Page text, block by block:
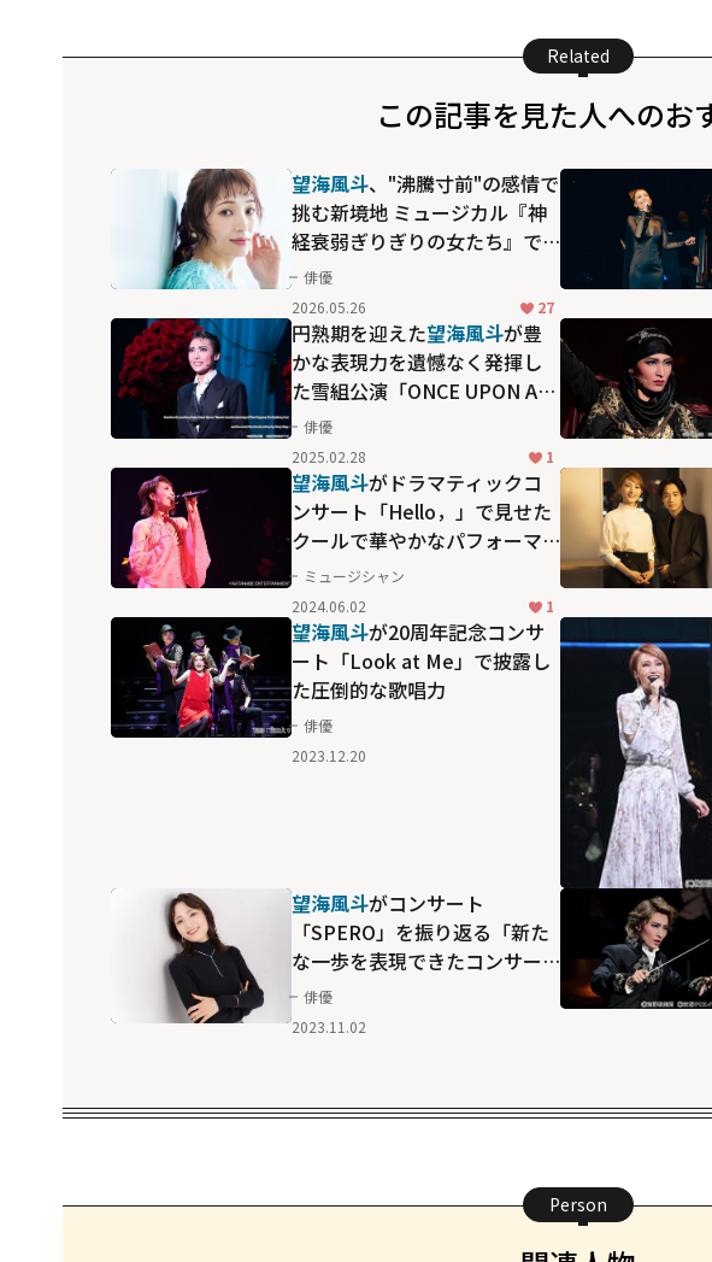
Related
この記事を見た人へのお
望海風斗、"沸騰寸前"の感情で
挑む新境地 ミュージカル『神
経衰弱ぎりぎりの女たち』で
感じる"噛み合わない面白さ"
俳優
2026.05.26
27
円熟期を迎えた望海風斗が豊
かな表現力を遺憾なく発揮し
た雪組公演「ONCE UPON A
TIME IN AMERICA」
俳優
2025.02.28
1
望海風斗がドラマティックコ
ンサート「Hello，」で見せた
クールで華やかなパフォーマ
ンス
ミュージシャン
2024.06.02
1
望海風斗が20周年記念コンサ
ート「Look at Me」で披露し
た圧倒的な歌唱力
俳優
2023.12.20
望海風斗がコンサート
「SPERO」を振り返る「新た
な一歩を表現できたコンサー
トでした」
俳優
2023.11.02
Person